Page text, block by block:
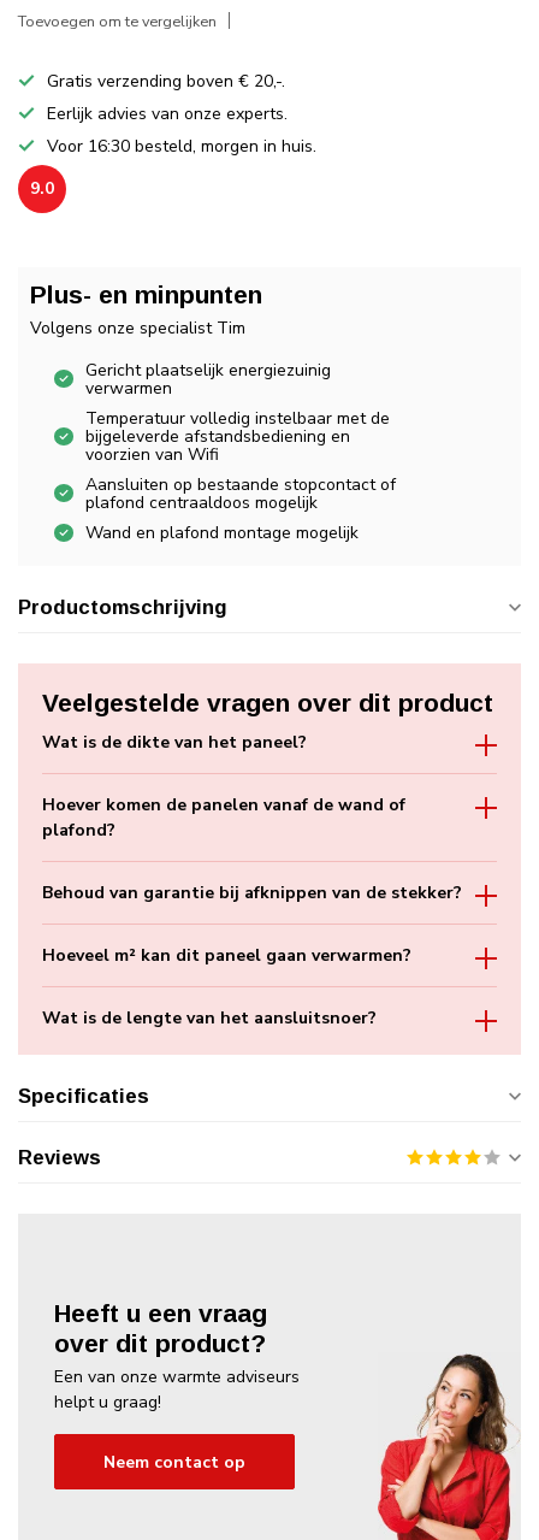
Toevoegen om te vergelijken
Gratis verzending boven € 20,-.
Eerlijk advies van onze experts.
Voor 16:30 besteld, morgen in huis.
9.0
Plus- en minpunten
Volgens onze specialist Tim
Gericht plaatselijk energiezuinig
verwarmen
Temperatuur volledig instelbaar met de
bijgeleverde afstandsbediening en
voorzien van Wifi
Aansluiten op bestaande stopcontact of
plafond centraaldoos mogelijk
Wand en plafond montage mogelijk
Productomschrijving
Veelgestelde vragen over dit product
Wat is de dikte van het paneel?
Hoever komen de panelen vanaf de wand of
plafond?
Behoud van garantie bij afknippen van de stekker?
Hoeveel m² kan dit paneel gaan verwarmen?
Wat is de lengte van het aansluitsnoer?
Specificaties
Reviews
Heeft u een vraag
over dit product?
Een van onze warmte adviseurs
helpt u graag!
Neem contact op